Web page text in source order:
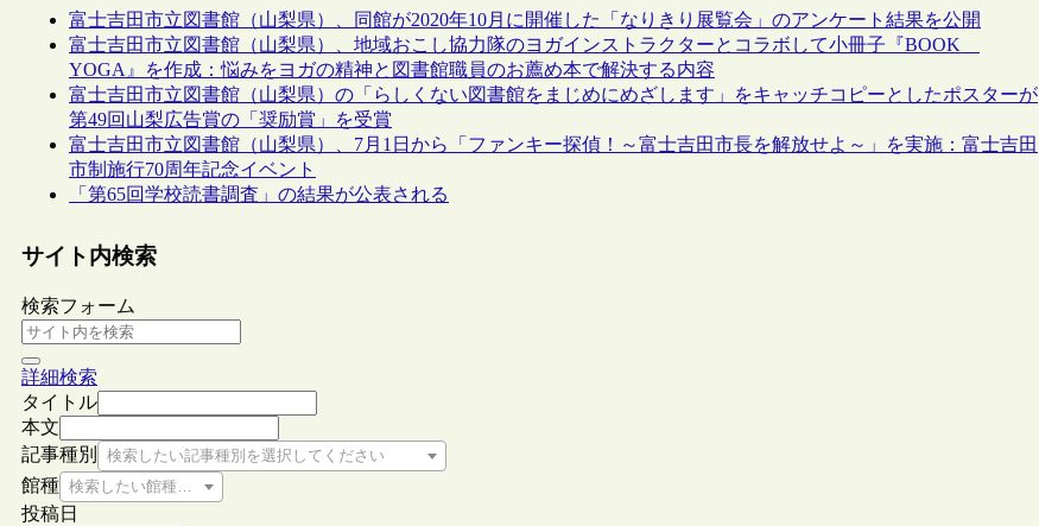
富士吉田市立図書館（山梨県）、同館が2020年10月に開催した「なりきり展覧会」のアンケート結果を公開
富士吉田市立図書館（山梨県）、地域おこし協力隊のヨガインストラクターとコラボして小冊子『BOOK
YOGA』を作成：悩みをヨガの精神と図書館職員のお薦め本で解決する内容
富士吉田市立図書館（山梨県）の「らしくない図書館をまじめにめざします」をキャッチコピーとしたポスターが
第49回山梨広告賞の「奨励賞」を受賞
富士吉田市立図書館（山梨県）、7月1日から「ファンキー探偵！～富士吉田市長を解放せよ～」を実施：富士吉田
市制施行70周年記念イベント
「第65回学校読書調査」の結果が公表される
サイト内検索
検索フォーム
詳細検索
タイトル
本文
記事種別
検索したい記事種別を選択してください
館種 検索したい館種を選択してください
投稿日